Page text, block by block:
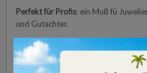
Perfekt für Profis: ein Muß fü
und Gutachter.
WICHTIGE HINWEISE
A. Batterieverbrauch